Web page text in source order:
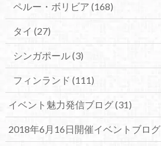
ペルー・ボリビア (168)
タイ (27)
シンガポール(3)
フィンランド (111)
イベント魅力発信ブログ(31)
2018年6月16日開催イベントブログ